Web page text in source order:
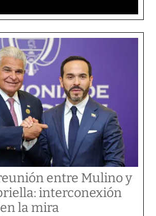
entre Mulino y
interconexión
la mira